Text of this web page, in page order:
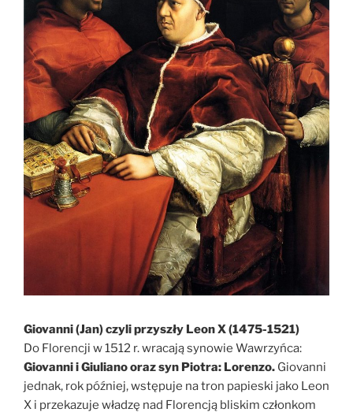
Giovanni (Jan) czyliprzyszły Leon X (1475-1521)
Do Florencji w 1512 r. wracają synowie Wawrzyńca:
Giovanni i Giuliano oraz syn Piotra: Lorenzo. Giovanni
jednak, rok później, wstępuje na tron papieski jako Leon
X i przekazuje władzę nad Florencją bliskim członkom